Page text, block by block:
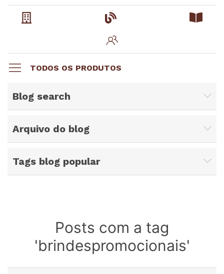
TODOS OS PRODUTOS
Blog search
Arquivo do blog
Tags blog popular
Posts com a tag
'brindespromocionais'